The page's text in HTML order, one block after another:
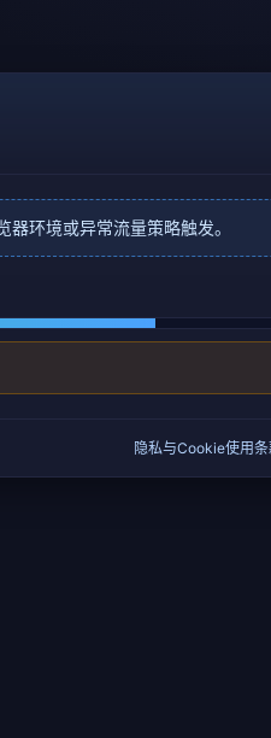
环境或异常流量策略触发。
隐私与Cookie使用